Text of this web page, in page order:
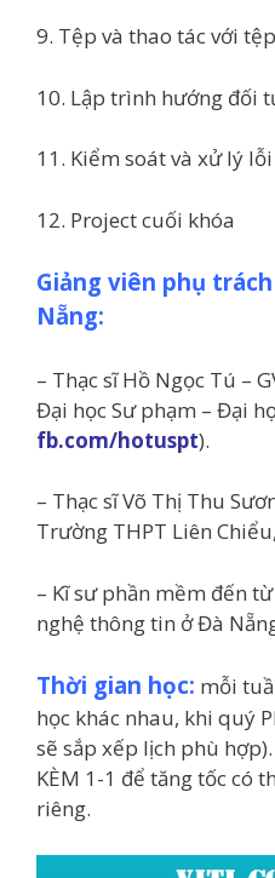
9. Tệp và thao tác với tệp
10. Lập trình hướng đối
11. Kiểm soát và xử lý
12. Project cuối khóa
Giảng viên phụ
Nẵng:
– Thạc sĩ Hồ Ngọc Tú –
Đại học Sư phạm – Đại
fb.com/hotuspt).
– Thạc sĩ Võ Thị Thu
Trường THPT Liên
– Kĩ sư phần mềm đến
nghệ thông tin ở Đà
Thời gian học: mỗi
học khác nhau, khi quý
sẽ sắp xếp lịch phù
KÈM 1-1 để tăng tốc có
riêng.